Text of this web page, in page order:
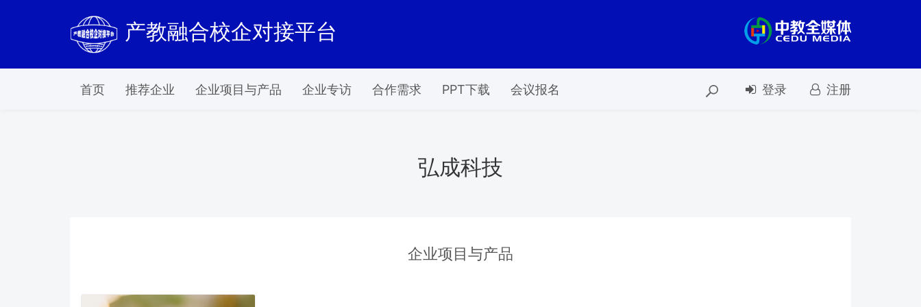
产教融合校企对接平台
首页 推荐企业 企业项目与产品 企业专访 合作需求 PPT下载 会议报名 登录 注册
弘成科技
企业项目与产品